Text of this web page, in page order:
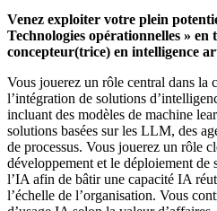
Venez exploiter votre plein
Technologies opérationnelles » en
concepteur(trice) en intelligence
Vous jouerez un rôle central dans la
l’intégration de solutions
incluant des modèles de machine
solutions basées sur les LLM, des
de processus. Vous jouerez un rôle
développement et le déploiement de
l’IA afin de bâtir une capacité IA
l’échelle de l’organisation. Vous